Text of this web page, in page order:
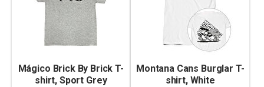
Mágico Brick By Brick T-
shirt, Sport Grey
Montana Cans Burglar T-
shirt, White